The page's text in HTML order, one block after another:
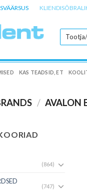
KAS TEADSID, ET
/ AVALON
(864)
(747)